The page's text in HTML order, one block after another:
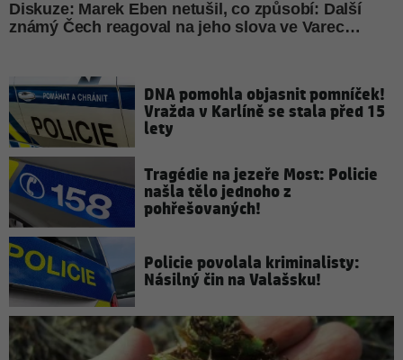
DNA pomohla objasnit pomníček!
Vražda v Karlíně se stala před 15
lety
Tragédie na jezeře Most: Policie
našla tělo jednoho z
pohřešovaných!
Policie povolala kriminalisty:
Násilný čin na Valašsku!